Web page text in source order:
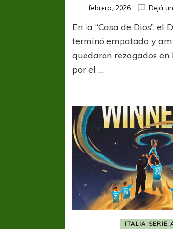
febrero, 2026
Dejá
En la “Casa de Dios”, el
terminó empatado y
quedaron rezagados en
por el …
ITALIA SERIE